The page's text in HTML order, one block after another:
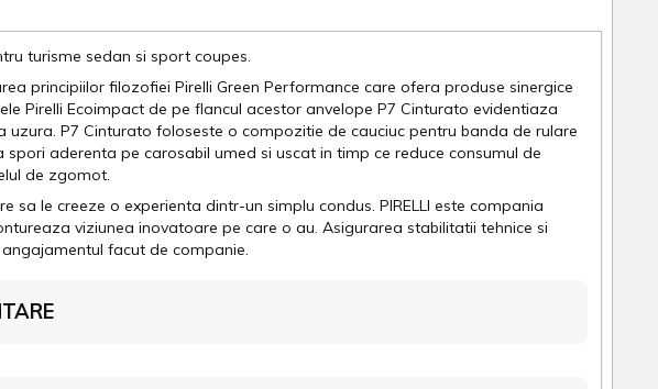
turisme sedan si sport coupes.
principiilor filozofiei Pirelli Green Performance care ofera produse sinergice
Pirelli Ecoimpact de pe flancul acestor anvelope P7 Cinturato evidentiaza
P7 Cinturato foloseste o compozitie de cauciuc pentru banda de rulare
aderenta pe carosabil umed si uscat in timp ce reduce consumul de
de zgomot.
le creeze o experienta dintr-un simplu condus. PIRELLI este compania
viziunea inovatoare pe care o au. Asigurarea stabilitatii tehnice si
facut de companie.